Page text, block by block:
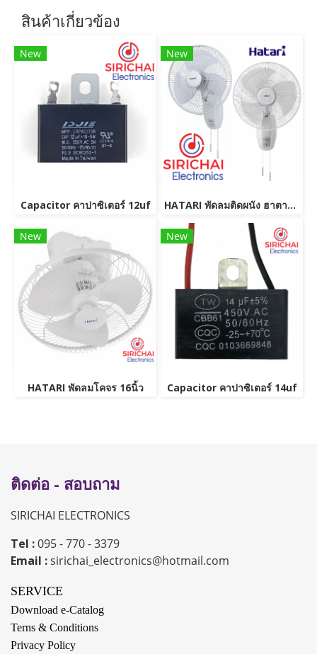
สินค้าเกี่ยวข้อง
New
Capacitor คาปาซิเตอร์ 12uf
New
HATARI พัดลมติดผนัง ฮาตาริ W16M4
New
HATARI พัดลมโคจร 16นิ้ว
New
Capacitor คาปาซิเตอร์ 14uf
ติดต่อ - สอบถาม
SIRICHAI ELECTRONICS
Tel :095 - 770 - 3379
Email :sirichai_electronics@hotmail.com
SERVICE
Download e-Catalog
Terns & Conditions
Privacy Policy